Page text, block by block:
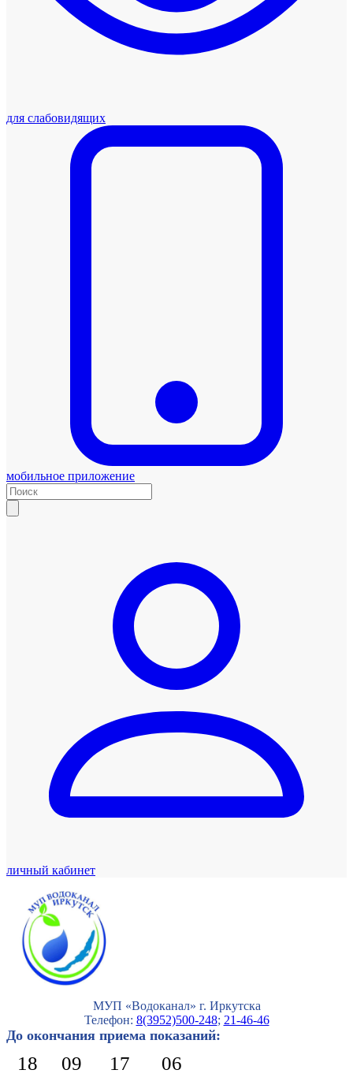
для слабовидящих
мобильное приложение
личный кабинет
МУП «Водоканал» г. Иркутска
Телефон: 8(3952)500-248; 21-46-46
До окончания приема показаний:
18 09 17 05